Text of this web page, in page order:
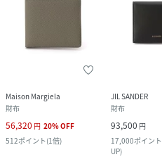
Maison Margiela
財布
56,320 円 20%OFF
512ポイント(1倍)
JIL SANDER
財布
93,500 円
17,000ポイント
UP)